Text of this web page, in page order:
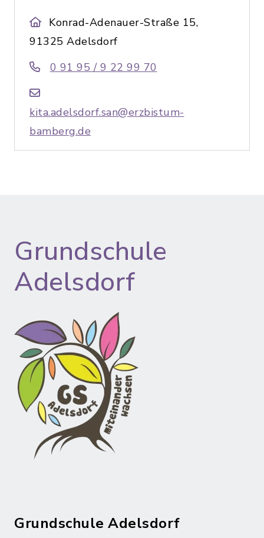
Konrad-Adenauer-Straße 15,
91325 Adelsdorf
0 91 95 / 9 22 99 70
kita.adelsdorf.san@erzbistum-
bamberg.de
Grundschule
Adelsdorf
Grundschule Adelsdorf